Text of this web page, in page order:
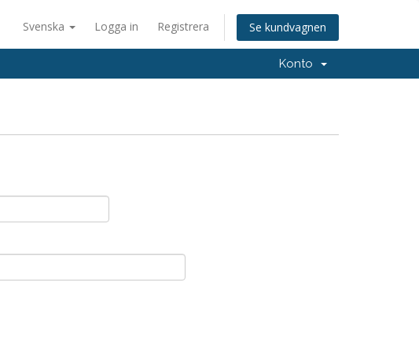
Svenska Logga in Registrera Se kundvagnen
Konto